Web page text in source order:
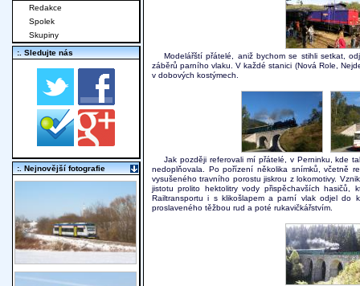
Modelářští přátelé, aniž bychom se stihli setkat,
záběrů parního vlaku. V každé stanici (Nová Role,
v dobových kostýmech.
Jak později referovali mí přátelé, v Perninku, kde
nedoplňovala. Po pořízení několika snímků, včetně
vysušeného travního porostu jiskrou z lokomotivy.
jistotu prolito hektolitry vody přispěchavších
Railtransportu i s klikošlapem a parní vlak odjel do
proslaveného těžbou rud a poté rukavičkářstvím.
Redakce
Spolek
Skupiny
:. Sledujte nás
:. Nejnovější fotografie